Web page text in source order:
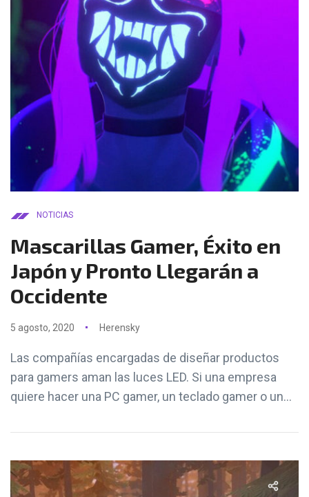
NOTICIAS
Mascarillas Gamer, Éxito en
Japón y Pronto Llegarán a
Occidente
5 agosto, 2020 Herensky
Las compañías encargadas de diseñar productos
para gamers aman las luces LED. Si una empresa
quiere hacer una PC gamer, un teclado gamer o un...